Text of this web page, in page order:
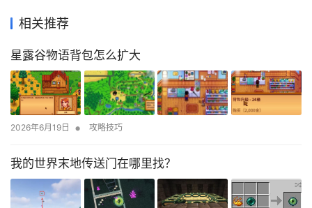
相关推荐
星露谷物语背包怎么扩大
2026年6月19日 • 攻略技巧
我的世界末地传送门在哪里找？